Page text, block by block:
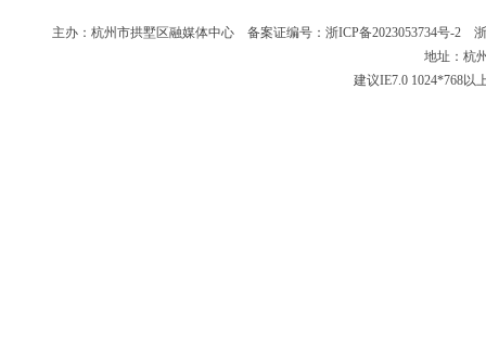
主办：杭州市拱墅区融媒体中心 备案证编号： 浙ICP备2023053734号-2 浙
地址：杭
建议IE7.0 1024*768